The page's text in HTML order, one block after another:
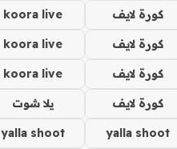
كورة لايف koora live
كورة لايف koora live
كورة لايف koora live
كورة لايف يلا شوت
yalla shoot
yalla shoot